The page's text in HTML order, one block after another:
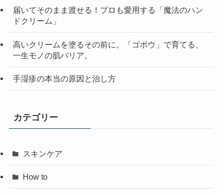
届いてそのまま渡せる！プロも愛用する「魔法のハン
ドクリーム」
高いクリームを塗るその前に。「ゴボウ」で育てる、
一生モノの肌バリア。
手湿疹の本当の原因と治し方
カテゴリー
スキンケア
How to